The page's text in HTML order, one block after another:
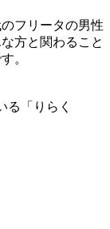
フリータの男性
方と関わること
。
る「りらく